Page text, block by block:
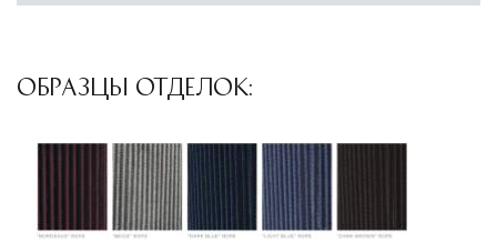
использованием лифтов или монтажных
Распаковка и расстановка
распаковывают товар и устанавливают его в
указанное место
ОБРАЗЦЫ ОТДЕЛОК: